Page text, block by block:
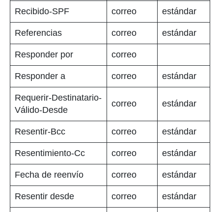
Recibido-SPF correo estándar
Referencias correo estándar
Responder por correo
Responder a correo estándar
Requerir-Destinatario-
Válido-Desde
correo estándar
Resentir-Bcc correo estándar
Resentimiento-Cc correo estándar
Fecha de reenvío correo estándar
Resentir desde correo estándar